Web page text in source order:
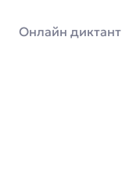
Онлайн диктант